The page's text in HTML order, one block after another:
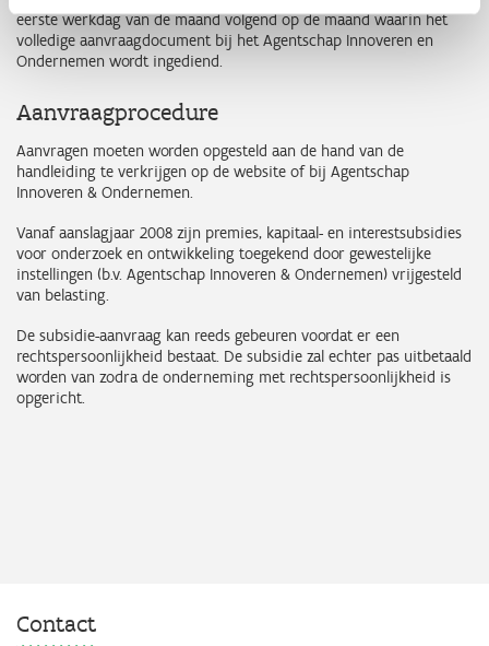
eerste werkdag van de maand volgend op de maand waarin het
volledige aanvraagdocument bij het Agentschap Innoveren en
Ondernemen wordt ingediend.
Aanvraagprocedure
Aanvragen moeten worden opgesteld aan de hand van de
handleiding te verkrijgen op de website of bij Agentschap
Innoveren & Ondernemen.
Vanaf aanslagjaar 2008 zijn premies, kapitaal- en interestsubsidies
voor onderzoek en ontwikkeling toegekend door gewestelijke
instellingen (b.v. Agentschap Innoveren & Ondernemen) vrijgesteld
van belasting.
De subsidie-aanvraag kan reeds gebeuren voordat er een
rechtspersoonlijkheid bestaat. De subsidie zal echter pas uitbetaald
worden van zodra de onderneming met rechtspersoonlijkheid is
opgericht.
Contact